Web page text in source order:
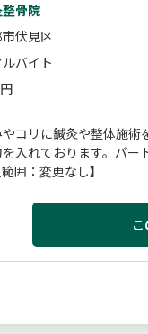
骨院
伏見区
バイト
コリに鍼灸や整体施
入れております。パー
囲：変更なし】